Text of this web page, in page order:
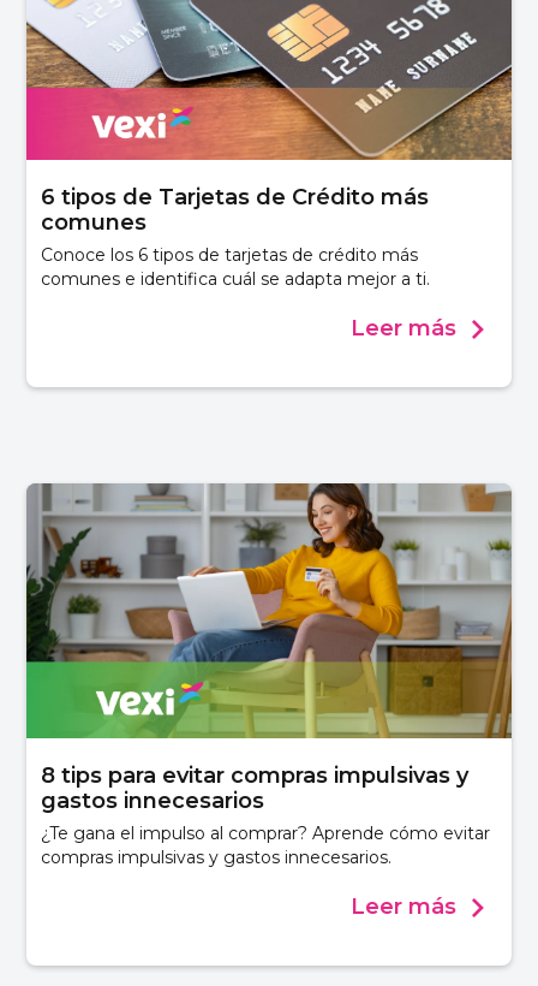
6 tipos de Tarjetas de Crédito más
comunes
Conoce los 6 tipos de tarjetas de crédito más
comunes e identifica cuál se adapta mejor a ti.
Leer más
8 tips para evitar compras impulsivas y
gastos innecesarios
¿Te gana el impulso al comprar? Aprende cómo evitar
compras impulsivas y gastos innecesarios.
Leer más